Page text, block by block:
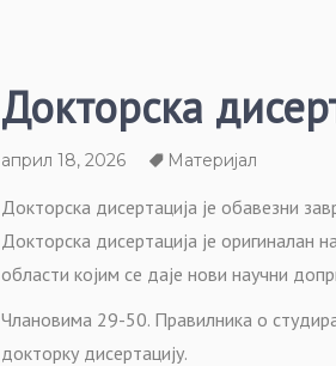
Докторска
април 18, 2026 Материјал
Докторска дисертација је обавезни
Докторска дисертација је оригиналан
области којим се даје нови научни
Члановима 29-50. Правилника о
докторку дисертацију.